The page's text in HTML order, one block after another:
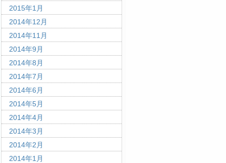
2015年1月
2014年12月
2014年11月
2014年9月
2014年8月
2014年7月
2014年6月
2014年5月
2014年4月
2014年3月
2014年2月
2014年1月